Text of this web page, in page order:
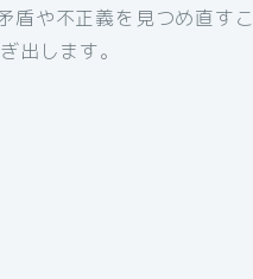
盾や不正義を見つめ直すこ
出します。